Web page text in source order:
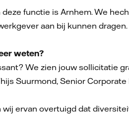
functie is Arnhem. We
aan bij kunnen dragen.
weten?
We zien jouw sollicitatie
Suurmond, Senior
wij ervan overtuigd dat